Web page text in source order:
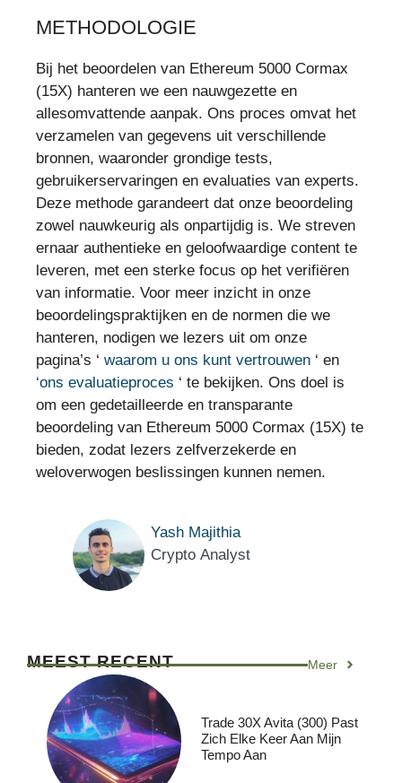
METHODOLOGIE
Bij het beoordelen van Ethereum 5000 Cormax
(15X) hanteren we een nauwgezette en
allesomvattende aanpak. Ons proces omvat het
verzamelen van gegevens uit verschillende
bronnen, waaronder grondige tests,
gebruikerservaringen en evaluaties van experts.
Deze methode garandeert dat onze beoordeling
zowel nauwkeurig als onpartijdig is. We streven
ernaar authentieke en geloofwaardige content te
leveren, met een sterke focus op het verifiëren
van informatie. Voor meer inzicht in onze
beoordelingspraktijken en de normen die we
hanteren, nodigen we lezers uit om onze
pagina’s ‘ waarom u ons kunt vertrouwen ‘ en
‘ons evaluatieproces ‘ te bekijken. Ons doel is
om een gedetailleerde en transparante
beoordeling van Ethereum 5000 Cormax (15X) te
bieden, zodat lezers zelfverzekerde en
weloverwogen beslissingen kunnen nemen.
Yash Majithia
Crypto Analyst
MEEST RECENT Meer
Trade 30X Avita (300) Past
Zich Elke Keer Aan Mijn
Tempo Aan